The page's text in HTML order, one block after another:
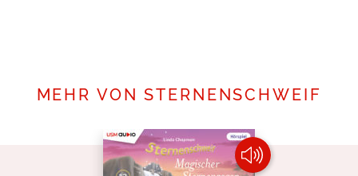
MEHR VON STERNENSCHWEIF